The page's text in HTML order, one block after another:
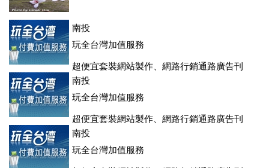
南投
玩全台灣加值服務
超便宜套裝網站製作、網路行銷通路廣告刊
登、訂房系統、客房委託旅行社銷售，全面優惠中....
南投
玩全台灣加值服務
超便宜套裝網站製作、網路行銷通路廣告刊
登、訂房系統、客房委託旅行社銷售，全面優惠中....
南投
玩全台灣加值服務